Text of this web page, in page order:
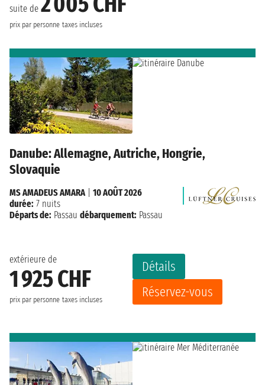
suite de
prix par personne taxes incluses
Danube: Allemagne, Autriche, Hongrie,
Slovaquie
extérieure de
1 925 CHF
prix par personne taxes incluses
Détails
Réservez-vous
MS AMADEUS AMARA| 10 AOÛT 2026
durée: 7 nuits
Départs de: Passau débarquement: Passau